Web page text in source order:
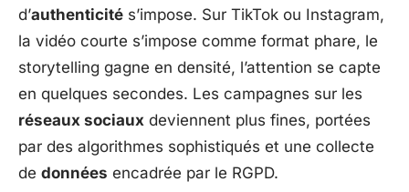
d’authenticité s’impose. Sur TikTok ou Instagram,
la vidéo courte s’impose comme format phare, le
storytelling gagne en densité, l’attention se capte
en quelques secondes. Les campagnes sur les
réseaux sociaux deviennent plus fines, portées
par des algorithmes sophistiqués et une collecte
de données encadrée par le RGPD.